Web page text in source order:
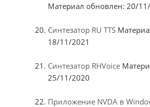
Материал обновлен: 20/
Синтезатор RU TTS
18/11/2021
Синтезатор RHVoice
25/11/2020
Приложение NVDA в